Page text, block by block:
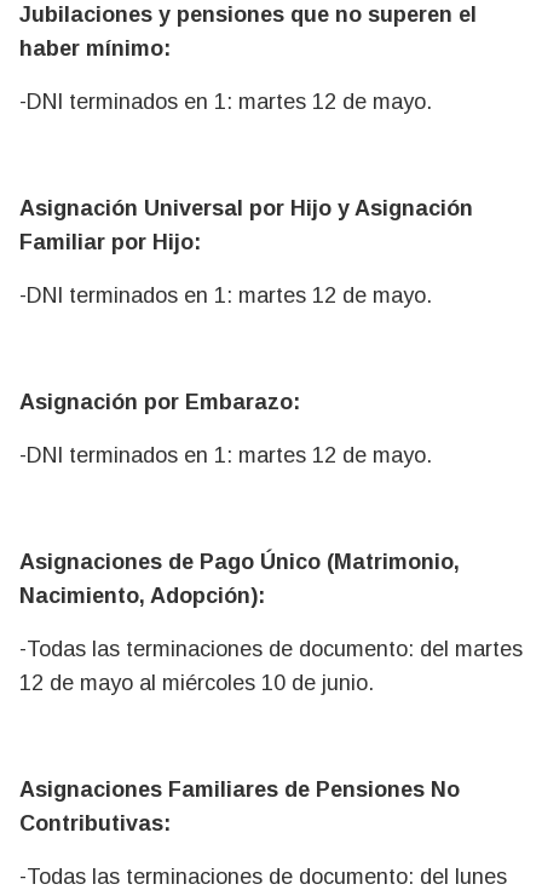
Jubilaciones y pensiones que no superen el
haber mínimo:
-DNI terminados en 1: martes 12 de mayo.
Asignación Universal por Hijo y Asignación
Familiar por Hijo:
-DNI terminados en 1: martes 12 de mayo.
Asignación por Embarazo:
-DNI terminados en 1: martes 12 de mayo.
Asignaciones de Pago Único (Matrimonio,
Nacimiento, Adopción):
-Todas las terminaciones de documento: del martes
12 de mayo al miércoles 10 de junio.
Asignaciones Familiares de Pensiones No
Contributivas:
-Todas las terminaciones de documento: del lunes